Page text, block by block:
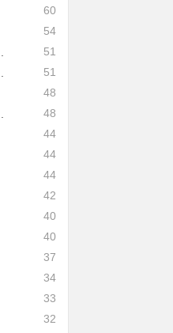
60
54
51
51
48
48
44
44
44
42
40
40
37
34
33
32